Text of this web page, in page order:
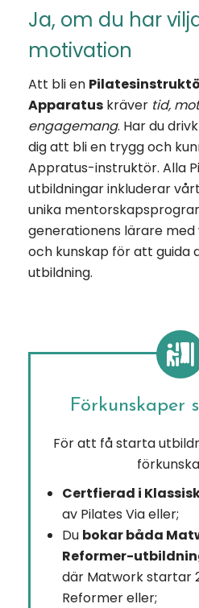
Ja, om du har
motivation
Att bli en
Apparatus kräver tid,
engagemang. Har du
dig att bli en trygg och
Appratus-instruktör. Alla
utbildningar inkluderar
unika
generationens lärare
och kunskap för att guida
utbildning.
Förkunskaper
För att få starta
Certfierad i
av Pilates Via eller;
Du bokar båda
Reformer-
där Matwork startar
Reformer eller;